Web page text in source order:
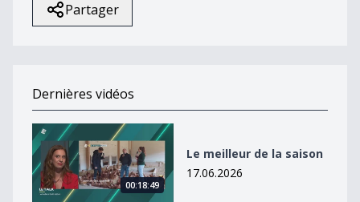
Partager
Dernières vidéos
Le meilleur de la saison
00:18:49
Le meilleur de la saison
17.06.2026